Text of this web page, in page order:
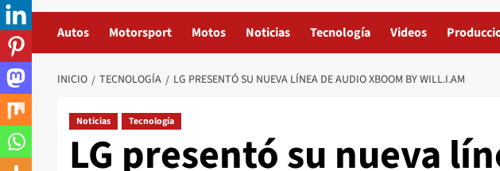
Autos Motorsport Motos Noticias Tecnología Videos
INICIO TECNOLOGÍA LG PRESENTÓ SU NUEVA LÍNEA DE AUDIO XBOOM BY WILL.I.AM
Noticias Tecnología
LG presentó su nueva